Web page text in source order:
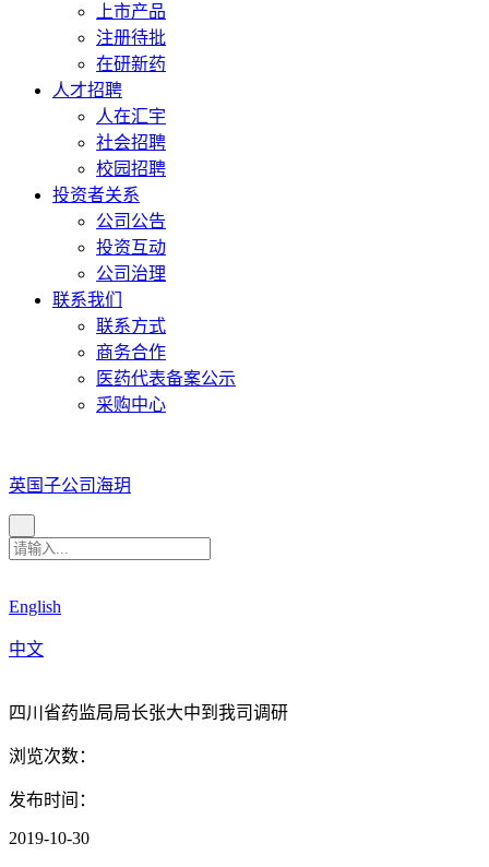
上市产品
注册待批
在研新药
人才招聘
人在汇宇
社会招聘
校园招聘
投资者关系
公司公告
投资互动
公司治理
联系我们
联系方式
商务合作
医药代表备案公示
采购中心
英国子公司海玥
English
中文
四川省药监局局长张大中到我司调研
浏览次数：
发布时间：
2019-10-30